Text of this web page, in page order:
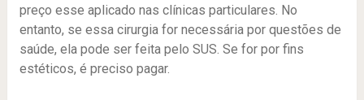
preço esse aplicado nas clínicas particulares. No
entanto, se essa cirurgia for necessária por questões de
saúde, ela pode ser feita pelo SUS. Se for por fins
estéticos, é preciso pagar.